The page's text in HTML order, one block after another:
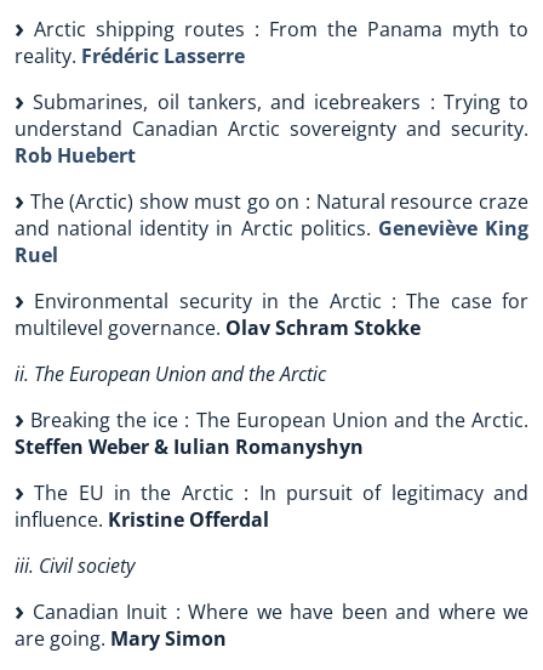
Arctic shipping routes : From the Panama myth to
reality. Frédéric Lasserre
Submarines, oil tankers, and icebreakers : Trying to
understand Canadian Arctic sovereignty and security.
Rob Huebert
The (Arctic) show must go on : Natural resource craze
and national identity in Arctic politics. Geneviève King
Ruel
Environmental security in the Arctic : The case for
multilevel governance. Olav Schram Stokke
ii. The European Union and the Arctic
Breaking the ice : The European Union and the Arctic.
Steffen Weber & Iulian Romanyshyn
The EU in the Arctic : In pursuit of legitimacy and
influence. Kristine Offerdal
iii. Civil society
Canadian Inuit : Where we have been and where we
are going. Mary Simon